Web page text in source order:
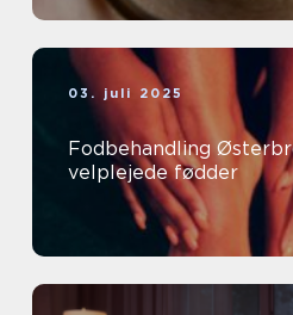
03. juli 2025
Fodbehandling
velplejede fødder